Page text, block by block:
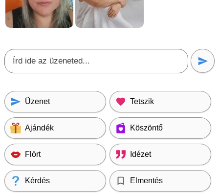
Üzenet Tetszik
Ajándék Köszöntő
Flört Idézet
Kérdés Elmentés